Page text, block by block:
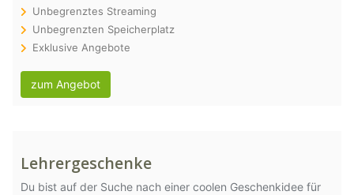
Unbegrenztes Streaming
Unbegrenzten Speicherplatz
Exklusive Angebote
zum Angebot
Lehrergeschenke
Du bist auf der Suche nach einer coolen Geschenkidee für